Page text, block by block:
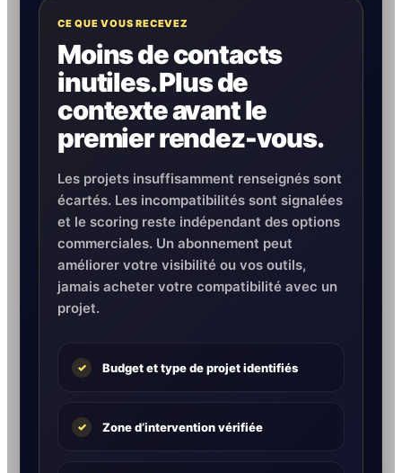
CE QUE VOUS RECEVEZ
Moins de contacts
inutiles. Plus de
contexte avant le
premier rendez-vous.
Les projets insuffisamment renseignés sont
écartés. Les incompatibilités sont signalées
et le scoring reste indépendant des options
commerciales. Un abonnement peut
améliorer votre visibilité ou vos outils,
jamais acheter votre compatibilité avec un
projet.
✓ Budget et type de projet identifiés
✓ Zone d’intervention vérifiée